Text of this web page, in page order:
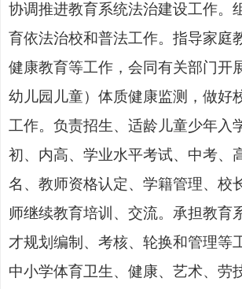
协调推进教育系统法治建设工作。
育依法治校和普法工作。指导家庭
健康教育等工作 ， 会同有关部门开
幼儿园儿童）体质健康监测，做好
工作。 负责招生、 适龄儿童少年入
初、内高、学业水平考试、中考、
名、教师资格认定、学籍管理、校
师继续教育培训 、交流。承担教育
才规划编制、考核、轮换和管理等
中小学体育卫生、健康、艺术、 劳